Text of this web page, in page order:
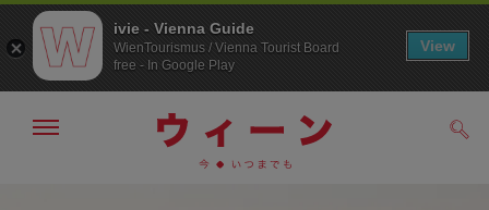
メ
ivie - Vienna Guide
WienTourismus / Vienna Tourist Board
free - In Google Play
View